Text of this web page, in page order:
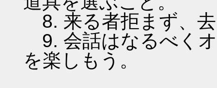
8. 来る者拒まず、
9. 会話はなるべく
を楽しもう。